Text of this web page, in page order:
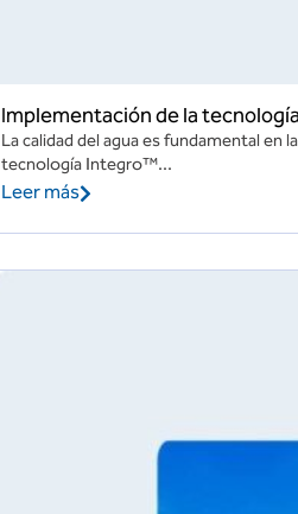
Implementación de la
La calidad del agua es fundamental
tecnología Integro™...
Leer más